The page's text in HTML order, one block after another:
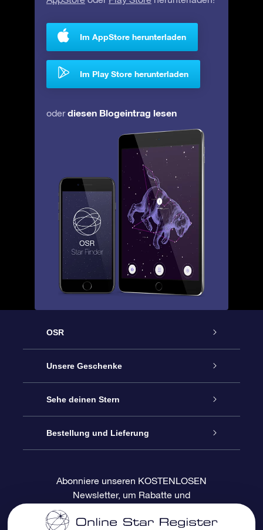
Im AppStore herunterladen
Im Play Store herunterladen
oderdiesen Blogeintrag lesen
OSR
Service
Kontakt
Blog
Bewertungen
Unsere Geschenke
Sterne schenken
OSR-Geschenkpaket
OSR-Geschenkgutschein
Sehe deinen Stern
Sternregister
Personalisierte Sternseite
Bestellung und Lieferung
Zahlungsinformationen
Abonniere unseren KOSTENLOSEN
Newsletter, um Rabatte und